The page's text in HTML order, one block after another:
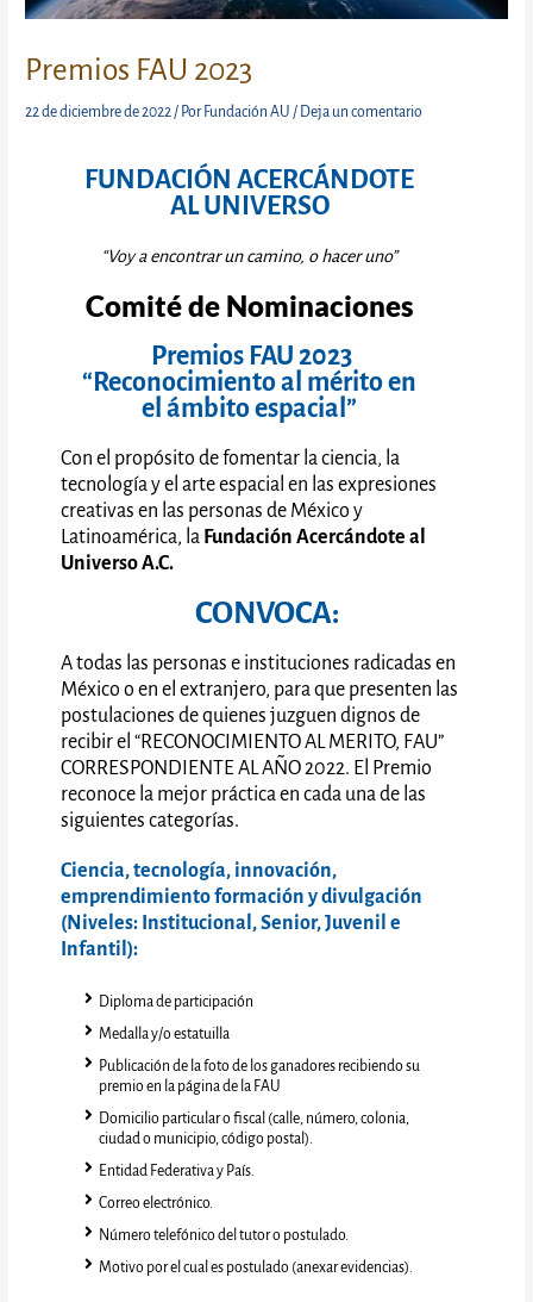
Premios FAU 2023
22 de diciembre de 2022/ Por Fundación AU/ Deja un comentario
FUNDACIÓN ACERCÁNDOTE
AL UNIVERSO
“Voy a encontrar un camino, o hacer uno”
Comité de Nominaciones
Premios FAU 2023
“Reconocimiento al mérito en
el ámbito espacial”
Con el propósito de fomentar la ciencia, la
tecnología y el arte espacial en las expresiones
creativas en las personas de México y
Latinoamérica, la Fundación Acercándote al
UniversoA.C.
CONVOCA:
A todas las personas e instituciones radicadas en
México o en el extranjero, para que presenten las
postulaciones de quienes juzguen dignos de
recibir el “RECONOCIMIENTO AL MERITO, FAU”
CORRESPONDIENTE AL AÑO 2022. El Premio
reconoce la mejor práctica en cada una de las
siguientes categorías.
Ciencia, tecnología, innovación,
emprendimiento formación y divulgación
(Niveles: Institucional, Senior, Juvenil e
Infantil):
Diploma de participación
Medalla y/o estatuilla
Publicación de la foto de los ganadores recibiendo su
premio en la página de la FAU
Domicilio particular o fiscal (calle, número, colonia,
ciudad o municipio, código postal).
Entidad Federativa y País.
Correo electrónico.
Número telefónico del tutor o postulado.
Motivo por el cual es postulado (anexar evidencias).